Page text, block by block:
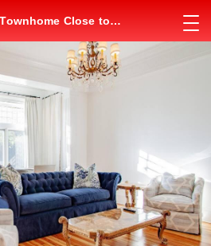
Close to